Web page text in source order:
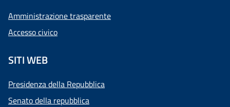
Amministrazione trasparente
Accesso civico
SITI WEB
Presidenza della Repubblica
Senato della repubblica